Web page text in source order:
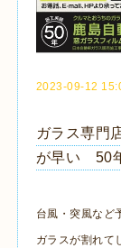
2023-09-12
ガラス専門
が早い 50
台風・突風など
ガラスが割れて